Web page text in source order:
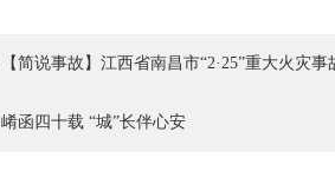
【简说事故】江西省南昌市“2·25”重大火灾事
崤函四十载 “城”长伴心安